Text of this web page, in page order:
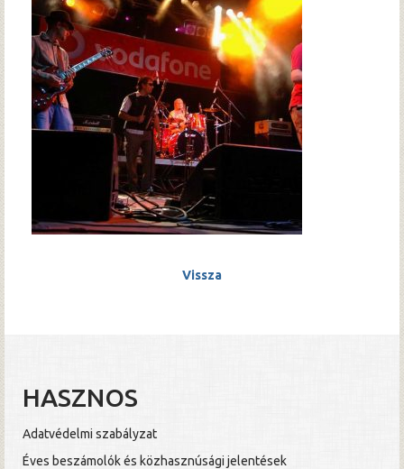
Vissza
HASZNOS
Adatvédelmi szabályzat
Éves beszámolók és közhasznúsági jelentések